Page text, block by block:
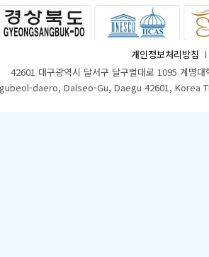
개인정보처리방침
42601 대구광역시 달서구 달구벌대로 1095 계명대
daero, Dalseo-Gu, Daegu 42601,